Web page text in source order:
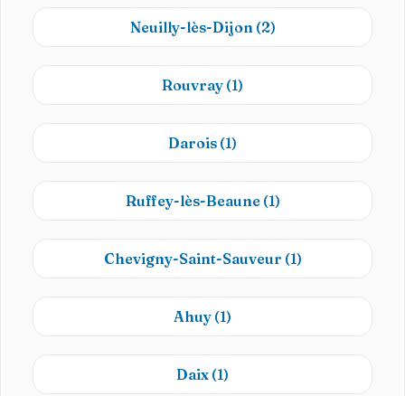
Neuilly-lès-Dijon (2)
Rouvray (1)
Darois (1)
Ruffey-lès-Beaune (1)
Chevigny-Saint-Sauveur (1)
Ahuy (1)
Daix (1)